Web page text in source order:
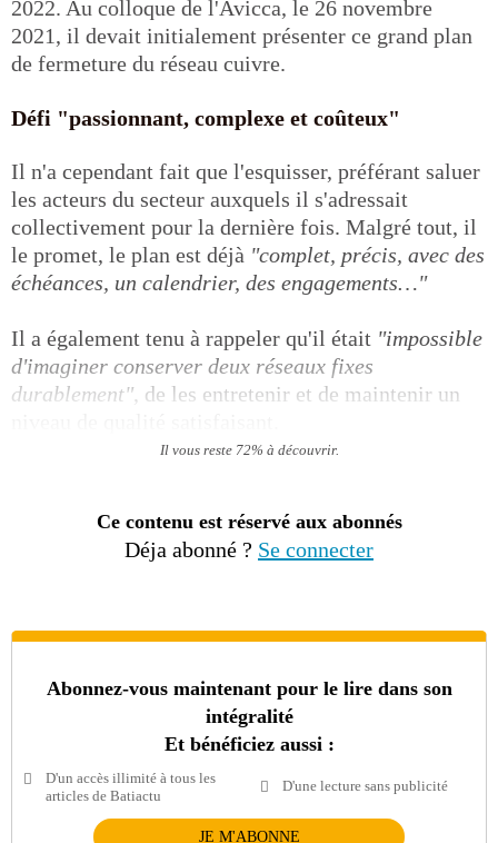
2022. Au colloque de l'Avicca, le 26 novembre
2021, il devait initialement présenter ce grand plan
de fermeture du réseau cuivre.
Défi "passionnant, complexe et coûteux"
Il n'a cependant fait que l'esquisser, préférant saluer
les acteurs du secteur auxquels il s'adressait
collectivement pour la dernière fois. Malgré tout, il
le promet, le plan est déjà "complet, précis, avec des
échéances, un calendrier, des engagements…"
Il a également tenu à rappeler qu'il était "impossible
d'imaginer conserver deux réseaux fixes
durablement", de les entretenir et de maintenir un
Il vous reste 72% à découvrir.
Ce contenu est réservé aux abonnés
Déja abonné ? Se connecter
Abonnez-vous maintenant pour le lire dans son
intégralité
Et bénéficiez aussi :
D'un accès illimité à tous les
articles de Batiactu
D'une lecture sans publicité
JE M'ABONNE